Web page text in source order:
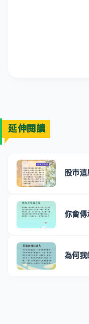
延伸閱讀
股市這
你會傳
為何我